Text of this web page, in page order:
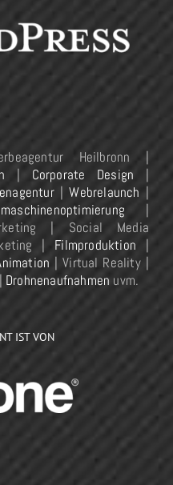
Heilbronn |
| Corporate Design |
|Webrelaunch |
|
| Social Media
| Filmproduktion |
| Virtual Reality |
Drohnenaufnahmen uvm.
IST VON